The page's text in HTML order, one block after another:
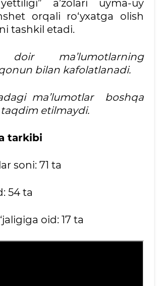
a’zolari uyma-uy
orqali ro‘yxatga olish
tashkil etadi.
doir ma’lumotlarning
bilan kafolatlanadi.
ma’lumotlar boshqa
etilmaydi.
tarkibi
soni: 71 ta
54 ta
oid: 17 ta